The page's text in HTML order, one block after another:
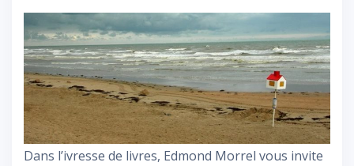
Dans l’ivresse de livres, Edmond Morrel vous invite